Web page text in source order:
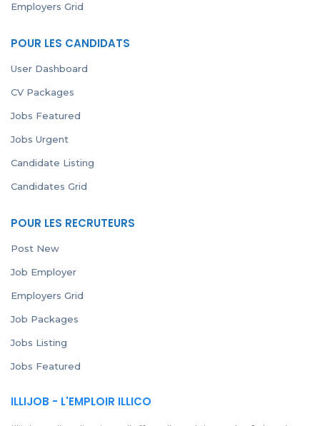
Employers Grid
POUR LES CANDIDATS
User Dashboard
CV Packages
Jobs Featured
Jobs Urgent
Candidate Listing
Candidates Grid
POUR LES RECRUTEURS
Post New
Job Employer
Employers Grid
Job Packages
Jobs Listing
Jobs Featured
ILLIJOB - L'EMPLOIR ILLICO